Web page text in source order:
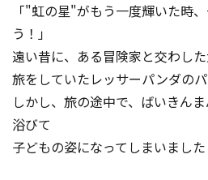
「"虹の星"がもう一度輝いた時
う！」
遠い昔に、ある冒険家と交わし
旅をしていたレッサーパンダのパ
しかし、旅の途中で、ばいきん
浴びて
子どもの姿になってしまいました